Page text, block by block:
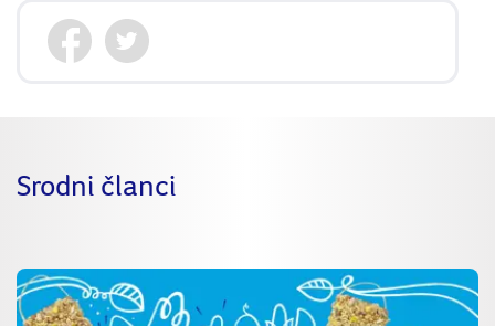
Srodni članci